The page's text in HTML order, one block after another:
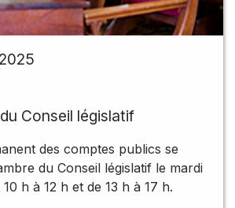
Conseil législatif
des comptes publics se
du Conseil législatif le mardi
h à 12 h et de 13 h à 17 h.